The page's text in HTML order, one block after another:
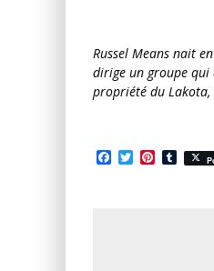
Russel Means nait
dirige un groupe qui
propriété du
Facebook
Twitter